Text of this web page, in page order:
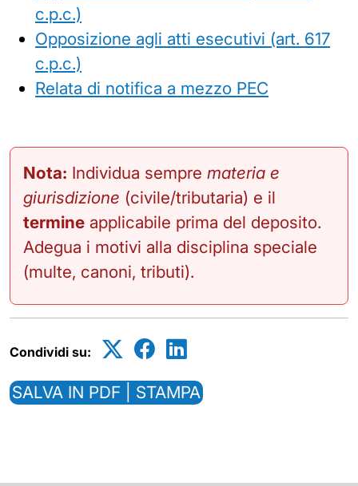
c.p.c.)
Opposizione agli atti esecutivi (art. 617
c.p.c.)
Relata di notifica a mezzo PEC
Nota: Individua sempre materia e
giurisdizione (civile/tributaria) e il
termine applicabile prima del deposito.
Adegua i motivi alla disciplina speciale
(multe, canoni, tributi).
Condividi su:
SALVA IN PDF | STAMPA